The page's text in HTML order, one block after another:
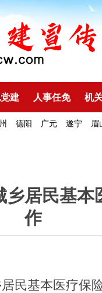
建 人事任免 机
德阳 广元 遂宁 眉
居民基本
作
民基本医疗保